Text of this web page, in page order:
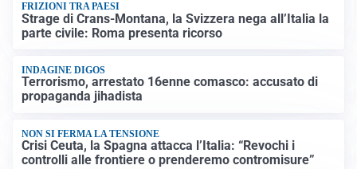
FRIZIONI TRA PAESI
Strage di Crans-Montana, la Svizzera nega all’Italia la
parte civile: Roma presenta ricorso
INDAGINE DIGOS
Terrorismo, arrestato 16enne comasco: accusato di
propaganda jihadista
NON SI FERMA LA TENSIONE
Crisi Ceuta, la Spagna attacca l’Italia: “Revochi i
controlli alle frontiere o prenderemo contromisure”